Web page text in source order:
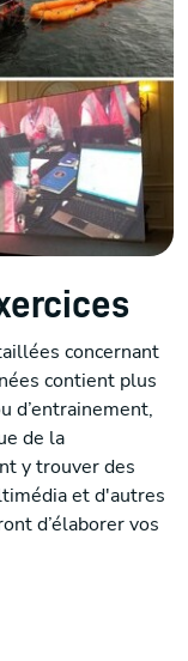
concernant
contient plus
d’entrainement,
de la
y trouver des
et d'autres
d’élaborer vos